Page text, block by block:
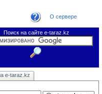
О сервере
Поиск на сайте e-taraz.kz
Погода в Таразе
справочник
e-taraz
e-taraz.kz